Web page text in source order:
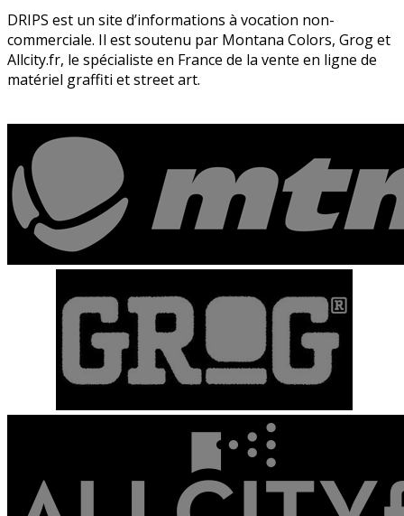
DRIPS est un site d’informations à vocation non-
commerciale. Il est soutenu par Montana Colors, Grog et
Allcity.fr, le spécialiste en France de la vente en ligne de
matériel graffiti et street art.